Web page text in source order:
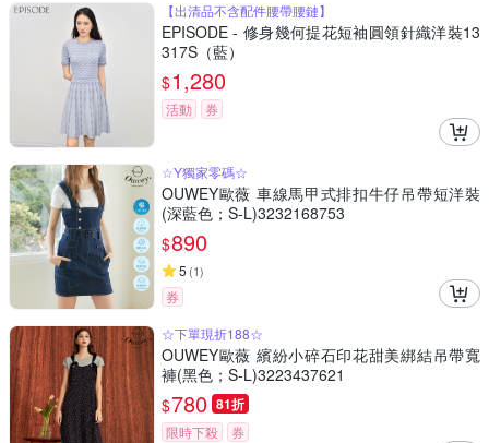
【出清品不含配件腰帶腰鏈】
EPISODE - 修身幾何提花短袖圓領針織洋裝13
317S（藍）
$1,280
活動 券
☆Y獨家零碼☆
OUWEY歐薇 車線馬甲式排扣牛仔吊帶短洋裝
(深藍色；S-L)3232168753
$890
5 (1)
券
☆下單現折188☆
OUWEY歐薇 繽紛小碎石印花甜美綁結吊帶寬
褲(黑色；S-L)3223437621
$780 81折
限時下殺 券